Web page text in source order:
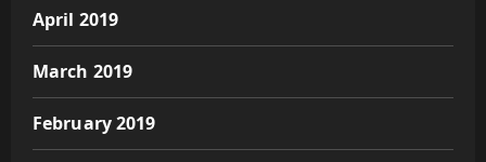
April 2019
March 2019
February 2019